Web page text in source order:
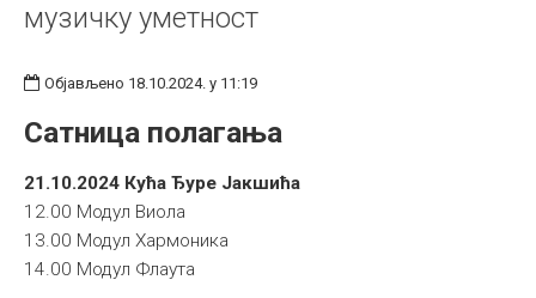
Издаваштво
Библиотека
музичку уметност
Објављено 18.10.2024. у 11:19
Сатница полагања
21.10.2024 Кућа Ђуре Јакшића
12.00 Модул Виола
13.00 Модул Хармоника
14.00 Модул Флаута